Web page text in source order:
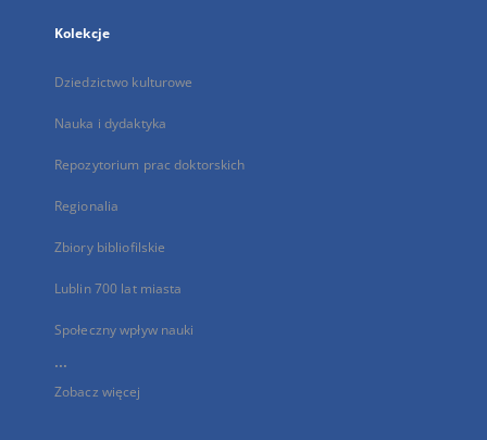
Kolekcje
Dziedzictwo kulturowe
Nauka i dydaktyka
Repozytorium prac doktorskich
Regionalia
Zbiory bibliofilskie
Lublin 700 lat miasta
Społeczny wpływ nauki
...
Zobacz więcej